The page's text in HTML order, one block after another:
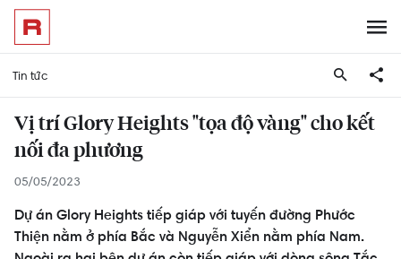
Tin tức
Vị trí Glory Heights "tọa độ vàng" cho kết
nối đa phương
05/05/2023
Dự án Glory Heights tiếp giáp với tuyến đường Phước
Thiện nằm ở phía Bắc và Nguyễn Xiển nằm phía Nam.